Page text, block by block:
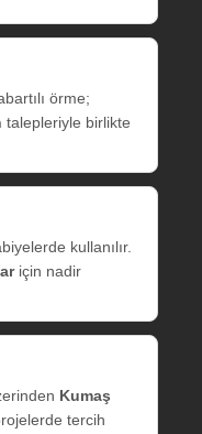
örme;
talepleriyle birlikte
kullanılır.
için nadir
Kumaş
tercih